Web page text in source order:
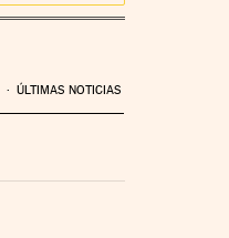
ÚLTIMAS NOTICIAS